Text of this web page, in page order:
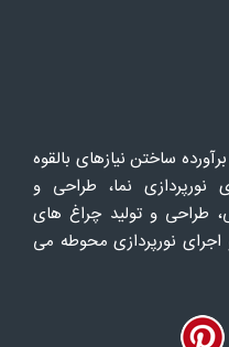
ساختن نیازهای بالقوه
نورپردازی نما، طراحی و
و تولید چراغ های
نورپردازی محوطه می